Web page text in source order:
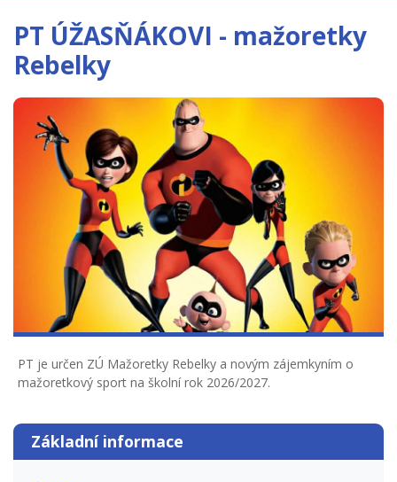
PT ÚŽASŇÁKOVI - mažoretky
Rebelky
PT je určen ZÚ Mažoretky Rebelky a novým zájemkyním o
mažoretkový sport na školní rok 2026/2027.
Základní informace